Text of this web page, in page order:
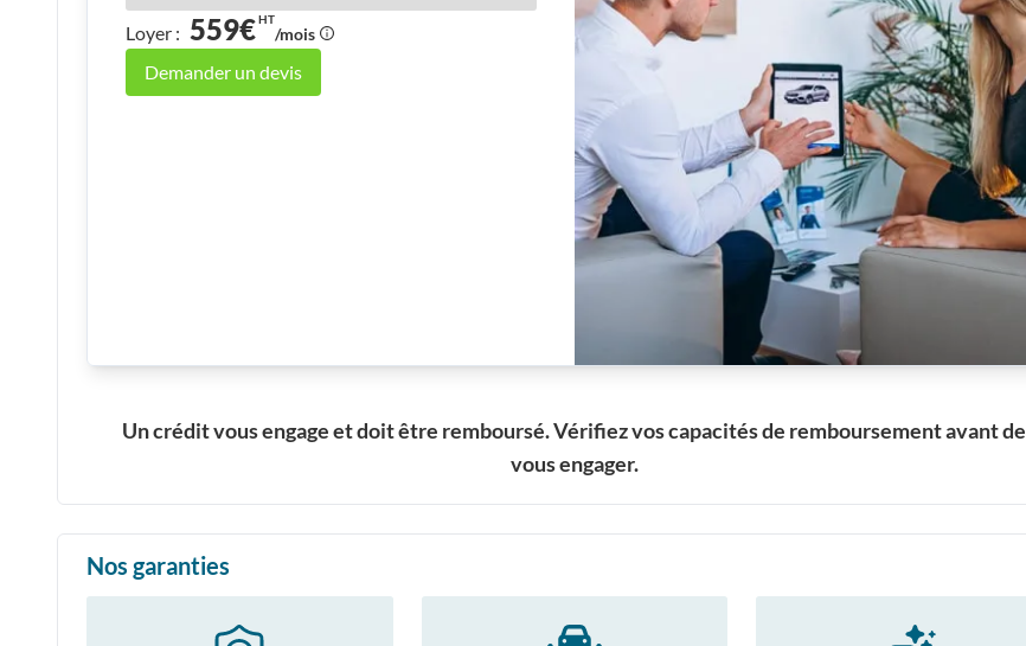
Loyer : 559€HT
/mois
Demander un devis
Un crédit vous engage et doit être remboursé. Vérifiez vos capacités de remboursement avant de
vous engager.
Nos garanties